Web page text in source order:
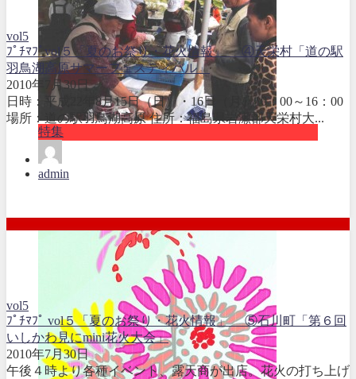
特集
vol5
ﾌﾟﾁﾏﾌﾟvol５「夏のお祭り・花火情報」 ④天栄村「道の駅
羽鳥湖高原サマーフェスティバル」
2010年7月30日
日時：平成22年8月15日（日）・16日（月）10：00～16：00
場所：道の駅羽鳥湖高原 住所：福島県岩瀬郡天栄村大...
admin
vol5
ﾌﾟﾁﾏﾌﾟ vol５「夏のお祭り・花火情報」 ⑤石川町「第６回
いしかわ見にmini花火大会」
2010年7月30日
午後４時より各種イベント、露天商が出店。花火の打ち上げ